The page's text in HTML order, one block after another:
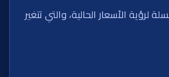
لرؤية الأسعار الحالية، والتي تتغير